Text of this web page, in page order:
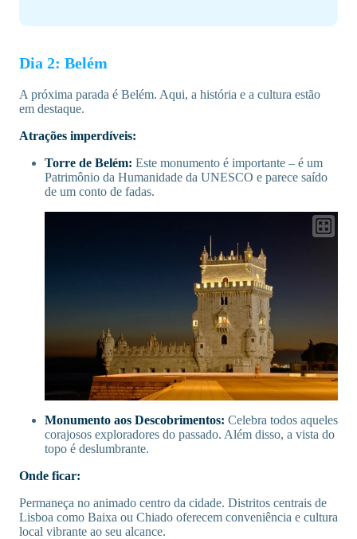
Dia 2: Belém
A próxima parada é Belém. Aqui, a história e a cultura estão
em destaque.
Atrações imperdíveis:
Torre de Belém: Este monumento é importante – é um
Patrimônio da Humanidade da UNESCO e parece saído
de um conto de fadas.
Monumento aos Descobrimentos: Celebra todos aqueles
corajosos exploradores do passado. Além disso, a vista do
topo é deslumbrante.
Onde ficar:
Permaneça no animado centro da cidade. Distritos centrais de
Lisboa como Baixa ou Chiado oferecem conveniência e cultura
local vibrante ao seu alcance.